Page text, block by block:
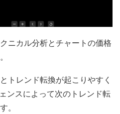
ニカル分析とチャートの価格
トレンド転換が起こりやすく
ンスによって次のトレンド転
。